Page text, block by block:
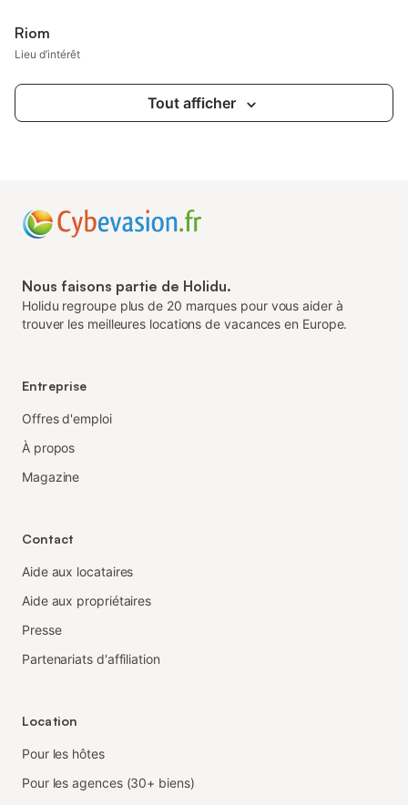
Riom
Lieu d’intérêt
Tout afficher
Nous faisons partie de Holidu.
Holidu regroupe plus de 20 marques pour vous aider à
trouver les meilleures locations de vacances en Europe.
Entreprise
Offres d'emploi
À propos
Magazine
Contact
Aide aux locataires
Aide aux propriétaires
Presse
Partenariats d'affiliation
Location
Pour les hôtes
Pour les agences (30+ biens)